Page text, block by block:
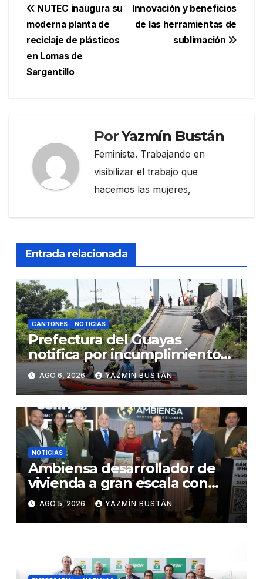
Navegación
de
entradas
Innovación y beneficios
de las herramientas de
sublimación
NUTEC inaugura su
moderna planta de
reciclaje de plásticos
en Lomas de
Sargentillo
PorYazmín Bustán
Feminista. Trabajando en
visibilizar el trabajo que
hacemos las mujeres,
Entrada relacionada
CANTONES NOTICIAS
Prefectura del Guayas
notifica por incumplimiento
contractual a la Concesionaria
CONORTE y exige celeridad
en desmontaje del puente
Gonzalo Icaza Cornejo, en
Daule
AGO 6, 2026 YAZMÍN BUSTÁN
NOTICIAS
Ambiensa desarrollador de
vivienda a gran escala con
estándares internacionales
de sostenibilidad
AGO 5, 2026 YAZMÍN BUSTÁN